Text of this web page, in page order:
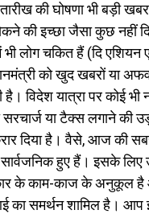
तारीख की घोषणा भी
की इच्छा जैसा कुछ नहीं
भी लोग चकित हैं (दि
को खुद खबरों या
यात्रा पर कोई भी
सरचार्ज या टैक्स लगाने की
दिया है। वैसे, आज की
हुए हैं। इसके
के काम-काज के
समर्थन शामिल है। आप